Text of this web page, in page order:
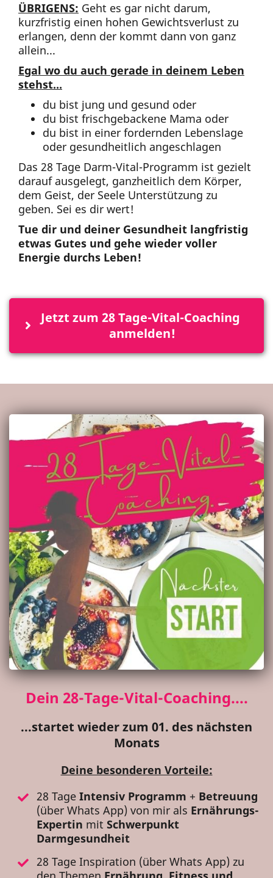
ÜBRIGENS: Geht es gar nicht darum,
kurzfristig einen hohen Gewichtsverlust zu
erlangen, denn der kommt dann von ganz
allein...
Egal wo du auch gerade in deinem Leben
stehst...
du bist jung und gesund oder
du bist frischgebackene Mama oder
du bist in einer fordernden Lebenslage
oder gesundheitlich angeschlagen
Das 28 Tage Darm-Vital-Programm ist gezielt
darauf ausgelegt, ganzheitlich dem Körper,
dem Geist, der Seele Unterstützung zu
geben. Sei es dir wert!
Tue dir und deiner Gesundheit langfristig
etwas Gutes und gehe wieder voller
Energie durchs Leben!
Jetzt zum 28 Tage-Vital-Coaching
anmelden!
Dein 28-Tage-Vital-Coaching....
...startet wieder zum 01. des nächsten
Monats
Deine besonderen Vorteile:
28 Tage Intensiv Programm + Betreuung
(über Whats App) von mir als Ernährungs-
Expertin mit Schwerpunkt
Darmgesundheit
28 Tage Inspiration (über Whats App) zu